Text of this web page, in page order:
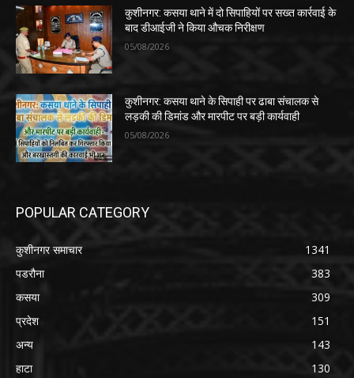
कुशीनगर: कसया थाने में दो सिपाहियों पर सख्त कार्रवाई के
बाद डीआईजी ने किया औचक निरीक्षण
05/08/2026
कुशीनगर: कसया थाने के सिपाही पर ढाबा संचालक से
लड़की की डिमांड और मारपीट पर बड़ी कार्यवाही
05/08/2026
POPULAR CATEGORY
कुशीनगर समाचार
1341
पडरौना
383
कसया
309
प्रदेश
151
अन्य
143
हाटा
130